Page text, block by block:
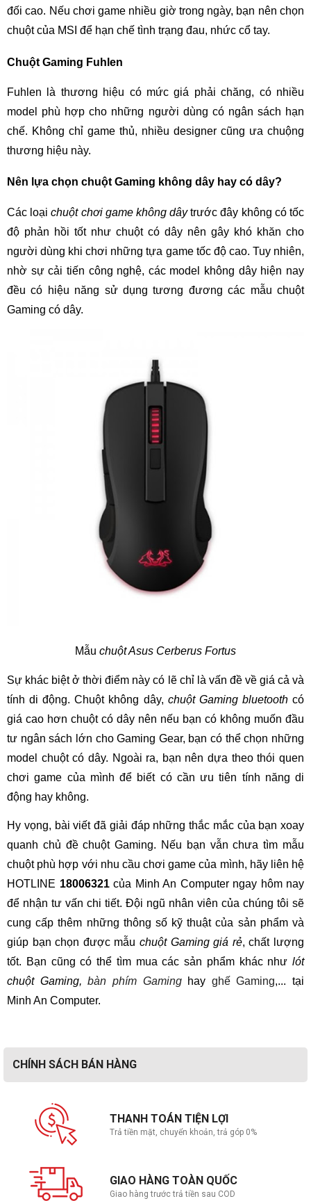
đối cao. Nếu chơi game nhiều giờ trong ngày, bạn nên chọn
chuột của MSI để hạn chế tình trạng đau, nhức cổ tay.
Chuột Gaming Fuhlen
Fuhlen là thương hiệu có mức giá phải chăng, có nhiều
model phù hợp cho những người dùng có ngân sách hạn
chế. Không chỉ game thủ, nhiều designer cũng ưa chuộng
thương hiệu này.
Nên lựa chọn chuột Gaming không dây hay có dây?
Các loạichuột chơi game không dâytrước đây không có tốc
độ phản hồi tốt như chuột có dây nên gây khó khăn cho
người dùng khi chơi những tựa game tốc độ cao. Tuy nhiên,
nhờ sự cải tiến công nghệ, các model không dây hiện nay
đều có hiệu năng sử dụng tương đương các mẫu chuột
Gaming có dây.
Mẫu chuột Asus Cerberus Fortus
Sự khác biệt ở thời điểm này có lẽ chỉ là vấn đề về giá cả và
tính di động. Chuột không dây, chuột Gaming bluetoothcó
giá cao hơn chuột có dây nên nếu bạn có không muốn đầu
tư ngân sách lớn cho Gaming Gear, bạn có thể chọn những
model chuột có dây. Ngoài ra, bạn nên dựa theo thói quen
chơi game của mình để biết có cần ưu tiên tính năng di
động hay không.
Hy vọng, bài viết đã giải đáp những thắc mắc của bạn xoay
quanh chủ đề chuột Gaming. Nếu bạn vẫn chưa tìm mẫu
chuột phù hợp với nhu cầu chơi game của mình, hãy liên hệ
HOTLINE 18006321của Minh An Computer ngay hôm nay
để nhận tư vấn chi tiết. Đội ngũ nhân viên của chúng tôi sẽ
cung cấp thêm những thông số kỹ thuật của sản phẩm và
giúp bạn chọn được mẫu chuột Gaming giá rẻ, chất lượng
tốt. Bạn cũng có thể tìm mua các sản phẩm khác như lót
chuột Gaming,bàn phím Gaminghay ghế Gaming,... tại
Minh An Computer.
CHÍNH SÁCH BÁN HÀNG
THANH TOÁN TIỆN LỢI
Trả tiền mặt, chuyển khoản, trả góp 0%
GIAO HÀNG TOÀN QUỐC
Giao hàng trước trả tiền sau COD